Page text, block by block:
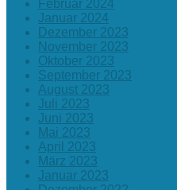
Februar 2024
Januar 2024
Dezember 2023
November 2023
Oktober 2023
September 2023
August 2023
Juli 2023
Juni 2023
Mai 2023
April 2023
März 2023
Januar 2023